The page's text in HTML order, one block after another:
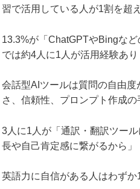
習で活用している人が1割を超
13.3%が「ChatGPTやBingな
では約4人に1人が活用経験あり
会話型AIツールは質問の自由
さ、信頼性、プロンプト作成
3人に1人が「通訳・翻訳ツー
長や自己肯定感に繋がるから」
英語力に自信がある人はわず